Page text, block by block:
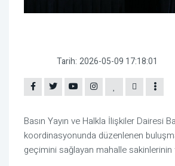
Tarih: 2026-05-09 17:18:01
Basın Yayın ve Halkla İlişkiler Dairesi
koordinasyonunda düzenlenen
geçimini sağlayan mahalle sakinlerinin